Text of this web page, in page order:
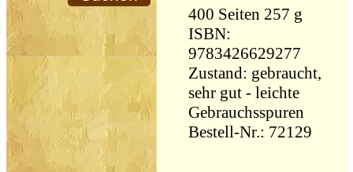
400 Seiten 257 g
ISBN:
9783426629277
Zustand: gebraucht,
sehr gut - leichte
Gebrauchsspuren
Bestell-Nr.: 72129